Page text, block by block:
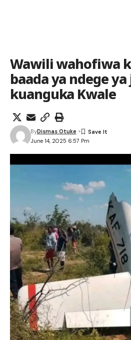
Wawili wahofiwa
baada ya ndege
kuanguka Kwale
June 14, 2025 6:57 Pm
ByDismas Otuke